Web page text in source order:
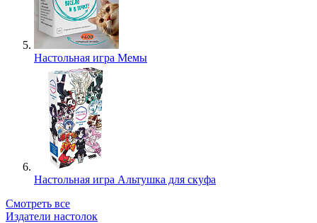
Настольная игра Мемы
Настольная игра Альтушка для скуфа
Смотреть все
Издатели настолок